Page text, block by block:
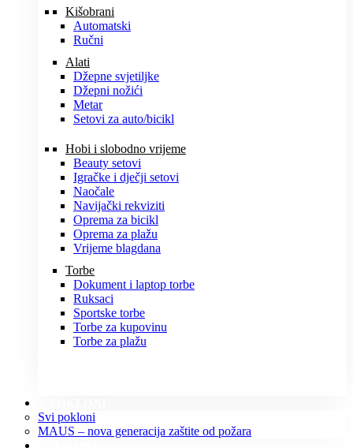
Kišobrani
Automatski
Ručni
Alati
Džepne svjetiljke
Džepni nožići
Metar
Setovi za auto/bicikl
Hobi i slobodno vrijeme
Beauty setovi
Igračke i dječji setovi
Naočale
Navijački rekviziti
Oprema za bicikl
Oprema za plažu
Vrijeme blagdana
Torbe
Dokument i laptop torbe
Ruksaci
Sportske torbe
Torbe za kupovinu
Torbe za plažu
Svi pokloni
MAUS – nova generacija zaštite od požara